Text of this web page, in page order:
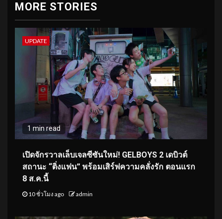
MORE STORIES
UPDATE
1 min read
เปิดจักรวาลเล็บเจลซีซันใหม่! GELBOYS 2 เดบิวต์
สถานะ “ติ่งแฟน” พร้อมเสิร์ฟความคลั่งรัก ตอนแรก
8 ส.ค.นี้
10 ชั่วโมง ago admin